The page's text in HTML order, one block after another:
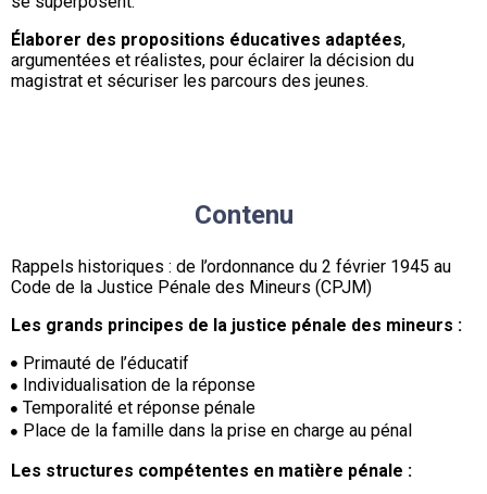
Élaborer des propositions éducatives adaptées,
argumentées et réalistes, pour éclairer la décision du
magistrat et sécuriser les parcours des jeunes.
Contenu
Rappels historiques : de l’ordonnance du 2 février 1945 au
Code de la Justice Pénale des Mineurs (CPJM)
Les grands principes de la justice pénale des mineurs :
Primauté de l’éducatif
Individualisation de la réponse
Temporalité et réponse pénale
Place de la famille dans la prise en charge au pénal
Les structures compétentes en matière pénale :